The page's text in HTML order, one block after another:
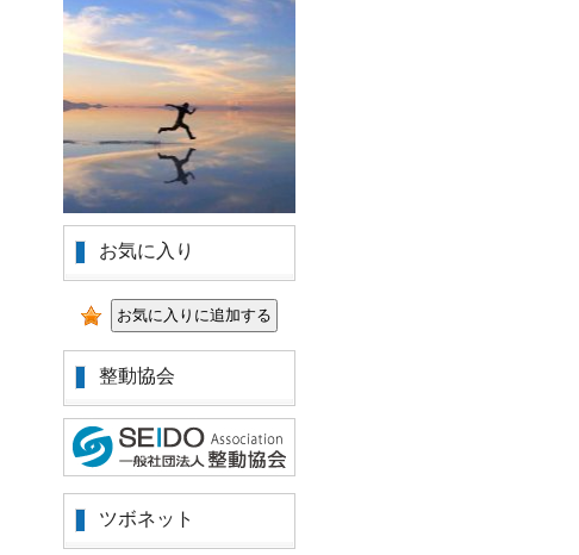
お気に入り
整動協会
ツボネット